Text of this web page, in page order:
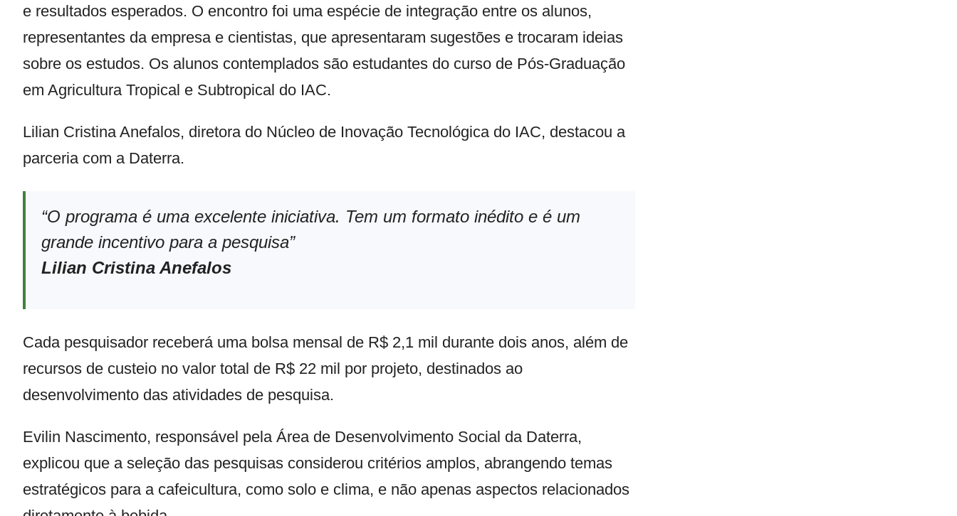
e resultados esperados. O encontro foi uma espécie de integração entre os alunos,
representantes da empresa e cientistas, que apresentaram sugestões e trocaram ideias
sobre os estudos. Os alunos contemplados são estudantes do curso de Pós-Graduação
em Agricultura Tropical e Subtropical do IAC.
Lilian Cristina Anefalos, diretora do Núcleo de Inovação Tecnológica do IAC, destacou a
parceria com a Daterra.
“O programa é uma excelente iniciativa. Tem um formato inédito e é um
grande incentivo para a pesquisa”
Lilian Cristina Anefalos
Cada pesquisador receberá uma bolsa mensal de R$ 2,1 mil durante dois anos, além de
recursos de custeio no valor total de R$ 22 mil por projeto, destinados ao
desenvolvimento das atividades de pesquisa.
Evilin Nascimento, responsável pela Área de Desenvolvimento Social da Daterra,
explicou que a seleção das pesquisas considerou critérios amplos, abrangendo temas
estratégicos para a cafeicultura, como solo e clima, e não apenas aspectos relacionados